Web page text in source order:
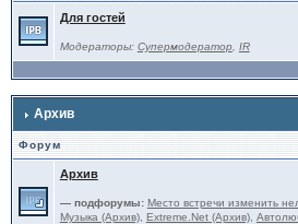
Для гостей
Модераторы: Супермодератор, IR
Архив
Форум
Архив
— подфорумы: Место встречи изменить
Музыка (Архив), Extreme.Net (Архив),